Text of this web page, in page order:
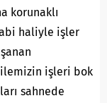
korunaklı
haliyle işler
işleri bok
sahnede